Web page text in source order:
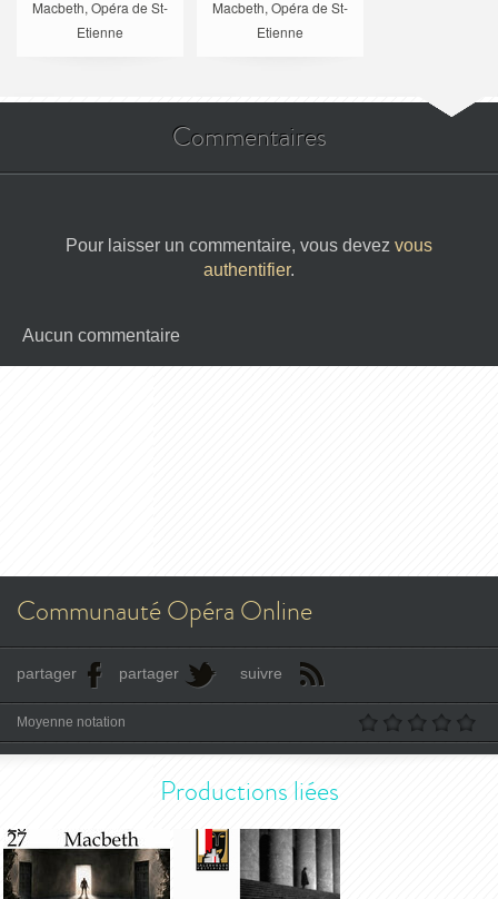
Macbeth, Opéra de St-
Etienne
Macbeth, Opéra de St-
Etienne
Commentaires
Pour laisser un commentaire, vous devez vous
authentifier.
Aucun commentaire
Communauté Opéra Online
partager partager suivre
Moyenne notation
Productions liées